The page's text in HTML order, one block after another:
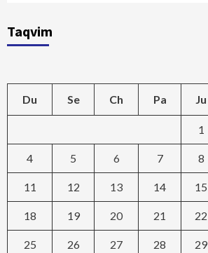
Taqvim
Du Se Ch Pa Ju
1
4 5 6 7 8
11 12 13 14 15
18 19 20 21 22
25 26 27 28 29